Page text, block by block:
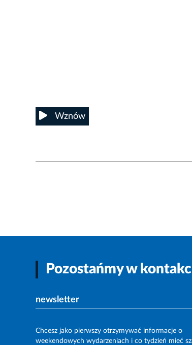
Wznów
Pozostańmy w
newsletter
Chcesz jako pierwszy otrzymywać informacje o
weekendowych wydarzeniach i co tydzień mieć